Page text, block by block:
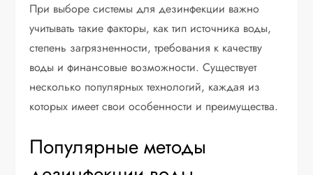
При выборе системы для дезинфекции важно
учитывать такие факторы, как тип источника воды,
степень загрязненности, требования к качеству
воды и финансовые возможности. Существует
несколько популярных технологий, каждая из
которых имеет свои особенности и преимущества.
Популярные методы